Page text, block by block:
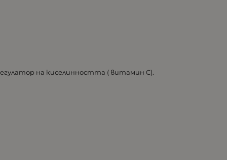
на киселинността ( витамин С).